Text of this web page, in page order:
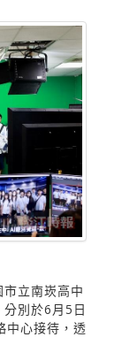
市立南崁高中
別於6月5日
中心接待，透